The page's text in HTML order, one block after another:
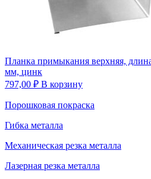
Планка примыкания верхняя,
мм, цинк
797,00 ₽ В корзину
Порошковая покраска
Гибка металла
Механическая резка металла
Лазерная резка металла